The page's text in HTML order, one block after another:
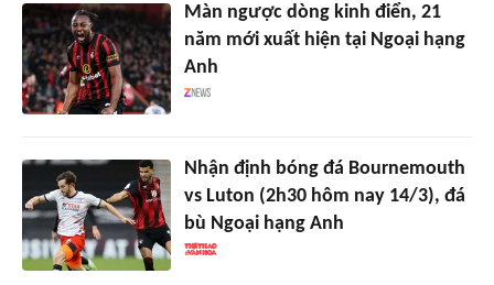
Màn ngược dòng kinh điển, 21
năm mới xuất hiện tại Ngoại hạng
Anh
Nhận định bóng đá Bournemouth
vs Luton (2h30 hôm nay 14/3), đá
bù Ngoại hạng Anh